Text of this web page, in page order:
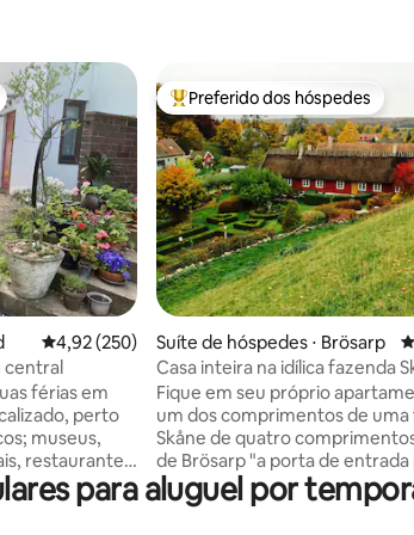
4,92 de uma avaliação média de 5, 250
4,92 (250)
central
férias em
perto
restaurantes,
de 10 km)
Entre os melhores preferidos
Preferido dos hóspedes
Suíte de hóspedes ⋅ Brösarp
Casa inteira na idílica fazenda
Brösarp
Fique em seu próprio
um dos comprimentos de
Skåne de quatro
de Brösarp "a porta de entrada
Österlen". Proximidade imediata de
todos os confortos da aldeia.
para aluguel por